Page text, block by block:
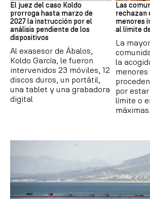
El juez del caso Koldo
prorroga hasta marzo de
2027 la instrucción por el
análisis pendiente de los
dispositivos
Al exasesor de Ábalos,
Koldo García, le fueron
intervenidos 23 móviles, 12
discos duros, un portátil,
una tablet y una grabadora
digital
Las
rechazan
menores
al límite
La
la
menores
por
límite o
máximas.